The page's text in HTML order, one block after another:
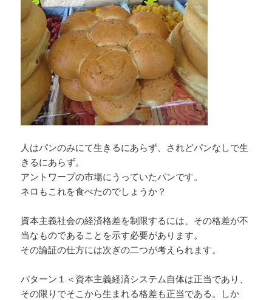
人はパンのみにて生きるにあらず、されどパンなしで生
きるにあらず。
アントワープの市場にうっていたパンです。
ネロもこれを食べたのでしょうか？
資本主義社会の経済格差を制限するには、その格差が不
当なものであることを示す必要があります。
その論証の仕方には次ぎの二つが考えられます。
パターン１＜資本主義経済システム自体は正当であり、
その限りでそこから生まれる格差も正当である。しか